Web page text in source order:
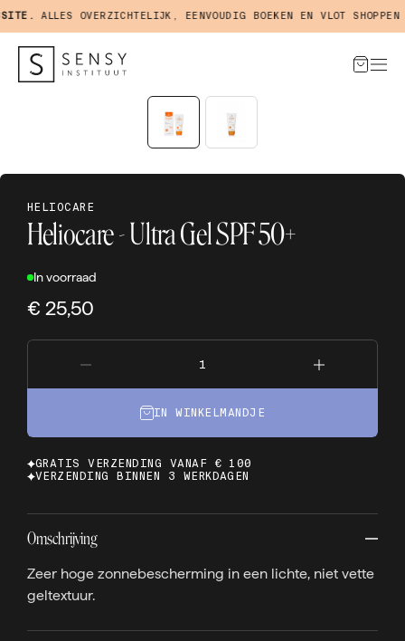
ALLES OVERZICHTELIJK, EENVOUDIG BOEKEN EN VLOT SHOPPEN
HELIOCARE
Heliocare - Ultra Gel SPF 50+
In voorraad
€ 25,50
IN WINKELMANDJE
GRATIS VERZENDING VANAF € 100
VERZENDING BINNEN 3 WERKDAGEN
Omschrijving
Zeer hoge zonnebescherming in een lichte, niet vette
geltextuur.